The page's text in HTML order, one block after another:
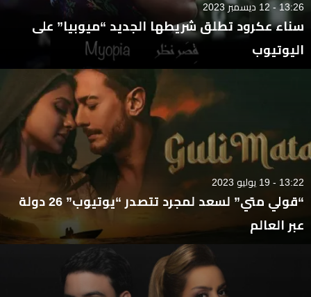
13:26 - 12 ديسمبر 2023
سناء عكرود تطلق شريطها الجديد “ميوبيا” على
اليوتيوب
13:22 - 19 يوليو 2023
“قولي متي” لسعد لمجرد تتصدر “يوتيوب” 26 دولة
عبر العالم